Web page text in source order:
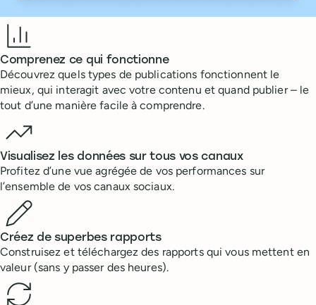
Benefits
Comprenez ce qui fonctionne
Découvrez quels types de publications fonctionnent le
mieux, qui interagit avec votre contenu et quand publier – le
tout d’une manière facile à comprendre.
Visualisez les données sur tous vos canaux
Profitez d’une vue agrégée de vos performances sur
l’ensemble de vos canaux sociaux.
Créez de superbes rapports
Construisez et téléchargez des rapports qui vous mettent en
valeur (sans y passer des heures).